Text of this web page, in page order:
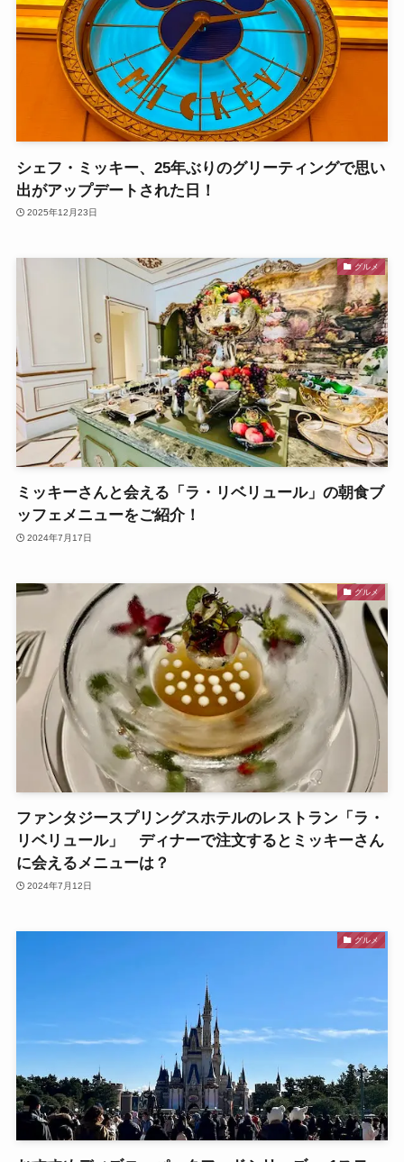
シェフ・ミッキー、25年ぶりのグリーティングで思い
出がアップデートされた日！
2025年12月23日
グルメ
ミッキーさんと会える「ラ・リベリュール」の朝食ブ
ッフェメニューをご紹介！
2024年7月17日
グルメ
ファンタジースプリングスホテルのレストラン「ラ・
リベリュール」 ディナーで注文するとミッキーさん
に会えるメニューは？
2024年7月12日
グルメ